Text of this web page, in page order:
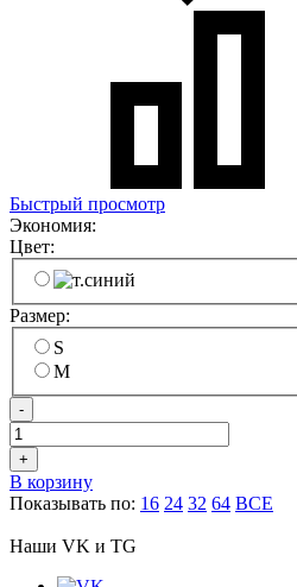
Быстрый просмотр
Экономия:
Цвет:
Размер:
S
M
-
+
В корзину
Показывать по: 16 24 32 64 ВСЕ
Наши VK и TG